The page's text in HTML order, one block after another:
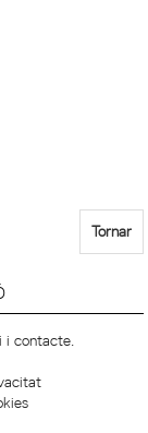
Tornar
i contacte.